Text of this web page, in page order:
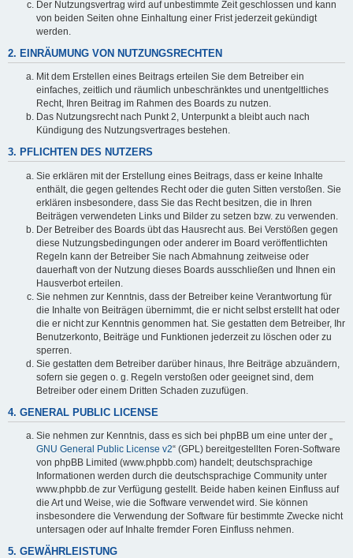
Der Nutzungsvertrag wird auf unbestimmte Zeit geschlossen und kann
von beiden Seiten ohne Einhaltung einer Frist jederzeit gekündigt
werden.
2. EINRÄUMUNG VON NUTZUNGSRECHTEN
Mit dem Erstellen eines Beitrags erteilen Sie dem Betreiber ein
einfaches, zeitlich und räumlich unbeschränktes und unentgeltliches
Recht, Ihren Beitrag im Rahmen des Boards zu nutzen.
Das Nutzungsrecht nach Punkt 2, Unterpunkt a bleibt auch nach
Kündigung des Nutzungsvertrages bestehen.
3. PFLICHTEN DES NUTZERS
Sie erklären mit der Erstellung eines Beitrags, dass er keine Inhalte
enthält, die gegen geltendes Recht oder die guten Sitten verstoßen. Sie
erklären insbesondere, dass Sie das Recht besitzen, die in Ihren
Beiträgen verwendeten Links und Bilder zu setzen bzw. zu verwenden.
Der Betreiber des Boards übt das Hausrecht aus. Bei Verstößen gegen
diese Nutzungsbedingungen oder anderer im Board veröffentlichten
Regeln kann der Betreiber Sie nach Abmahnung zeitweise oder
dauerhaft von der Nutzung dieses Boards ausschließen und Ihnen ein
Hausverbot erteilen.
Sie nehmen zur Kenntnis, dass der Betreiber keine Verantwortung für
die Inhalte von Beiträgen übernimmt, die er nicht selbst erstellt hat oder
die er nicht zur Kenntnis genommen hat. Sie gestatten dem Betreiber, Ihr
Benutzerkonto, Beiträge und Funktionen jederzeit zu löschen oder zu
sperren.
Sie gestatten dem Betreiber darüber hinaus, Ihre Beiträge abzuändern,
sofern sie gegen o. g. Regeln verstoßen oder geeignet sind, dem
Betreiber oder einem Dritten Schaden zuzufügen.
4. GENERAL PUBLIC LICENSE
Sie nehmen zur Kenntnis, dass es sich bei phpBB um eine unter der „
GNU General Public License v2“ (GPL) bereitgestellten Foren-Software
von phpBB Limited (www.phpbb.com) handelt; deutschsprachige
Informationen werden durch die deutschsprachige Community unter
www.phpbb.de zur Verfügung gestellt. Beide haben keinen Einfluss auf
die Art und Weise, wie die Software verwendet wird. Sie können
insbesondere die Verwendung der Software für bestimmte Zwecke nicht
untersagen oder auf Inhalte fremder Foren Einfluss nehmen.
5. GEWÄHRLEISTUNG